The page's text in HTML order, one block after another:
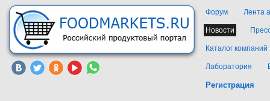
Форум Лента
Новости
Каталог компаний
Лаборатория
Регистрация